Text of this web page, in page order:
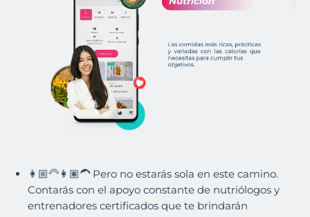
👩🏼🦳👩🏽🦱 Pero no estarás sola en este camino.
Contarás con el apoyo constante de nutriólogos y
entrenadores certificados que te brindarán